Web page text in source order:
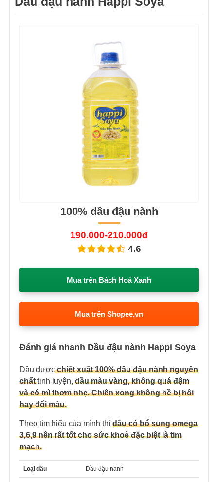
100% dầu đậu nành
190.000-210.000đ
4.6
Mua trên Bách Hoá Xanh
Mua trên Shopee.vn
Đánh giá nhanh Dầu đậu nành Happi Soya
Dầu đượcchiết xuất 100% dầu đậu nành nguyên
chất tinh luyện, dầu màu vàng, không quá đậm
và có mì thơm nhẹ. Chiên xong không hề bị hôi
hay đổi màu.
Theo tìm hiểu của mình thì dầu có bổ sung omega
3,6,9 nên rất tốt cho sức khoẻ đặc biệt là tim
mạch.
Loại dầu Dầu đậu nành